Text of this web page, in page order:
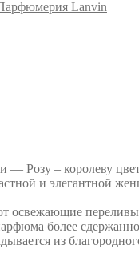
Lanvin
— Розу – королеву
и элегантной
освежающие
более
из